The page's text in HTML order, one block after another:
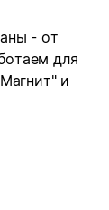
- от
для
и